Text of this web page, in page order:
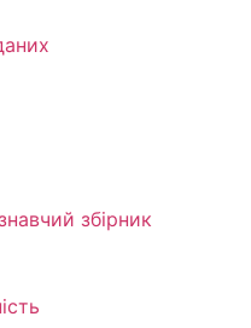
збірник